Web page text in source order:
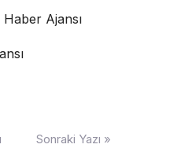
Ajansı
Sonraki Yazı »